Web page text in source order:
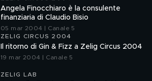
Angela Finocchiaro è la consulente
finanziaria di Claudio Bisio
05 mar 2004 | Canale 5
ZELIG CIRCUS 2004
Il ritorno di Gin & Fizz a Zelig Circus 2004
19 mar 2004 | Canale 5
ZELIG LAB